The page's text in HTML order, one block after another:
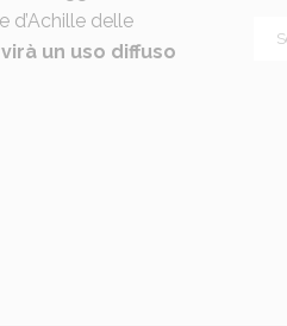
d’Achille delle
un uso diffuso